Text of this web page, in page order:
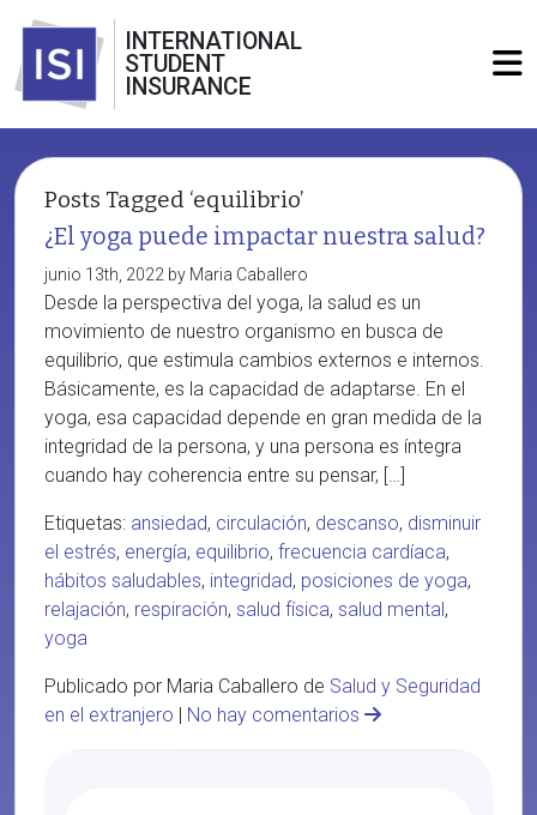
INTERNATIONAL
STUDENT
INSURANCE
Posts Tagged ‘equilibrio’
¿El yoga puede impactar nuestra salud?
junio 13th, 2022 by Maria Caballero
Desde la perspectiva del yoga, la salud es un
movimiento de nuestro organismo en busca de
equilibrio, que estimula cambios externos e internos.
Básicamente, es la capacidad de adaptarse. En el
yoga, esa capacidad depende en gran medida de la
integridad de la persona, y una persona es íntegra
cuando hay coherencia entre su pensar, […]
Etiquetas: ansiedad, circulación, descanso, disminuir
el estrés, energía, equilibrio, frecuencia cardíaca,
hábitos saludables, integridad, posiciones de yoga,
relajación, respiración, salud física, salud mental,
yoga
Publicado por Maria Caballero de Salud y Seguridad
en el extranjero | No hay comentarios